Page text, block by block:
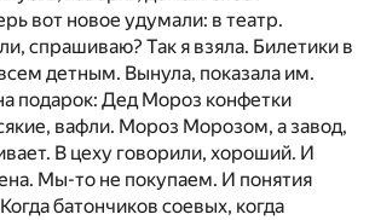
вот новое удумали: в театр.
спрашиваю? Так я взяла. Билетики в
детным. Вынула, показала им.
подарок: Дед Мороз конфетки
вафли. Мороз Морозом, а завод,
В цеху говорили, хороший. И
Мы-то не покупаем. И понятия
батончиков соевых, когда